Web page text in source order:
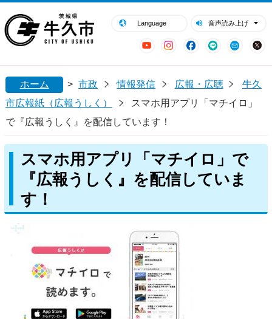
Language 音声読み上げ
YouTubeInstagram
Facebook
LINE Mail
閉じる
ホーム > 市政 情報発信 広報・広聴
牛久
市広報紙（広報うしく）
スマホ用アプリ「マチイロ」
で『広報うしく』を配信しています！
スマホ用アプリ「マチイロ」で
『広報うしく』を配信していま
す！